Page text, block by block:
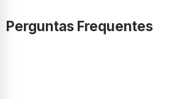
Perguntas Frequentes